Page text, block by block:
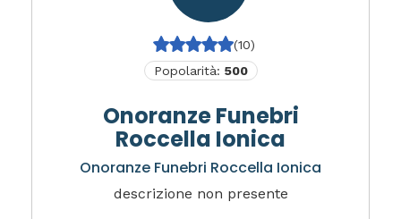
(10)
Popolarità: 500
Onoranze Funebri
Roccella Ionica
Onoranze Funebri Roccella Ionica
descrizione non presente